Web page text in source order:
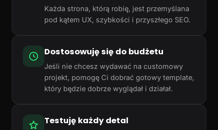
Każda strona, którą robię, jest przemyślana
pod kątem UX, szybkości i przyszłego SEO.
Dostosowuję się do budżetu
Jeśli nie chcesz wydawać na customowy
projekt, pomogę Ci dobrać gotowy template,
który będzie dobrze wyglądał i działał.
Testuję każdy detal